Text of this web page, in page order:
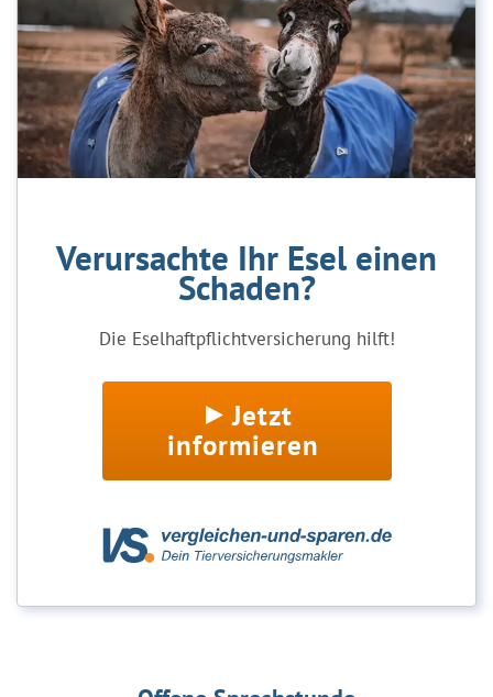
Verursachte Ihr Esel einen
Schaden?
Die Eselhaftpflichtversicherung hilft!
Jetzt
informieren